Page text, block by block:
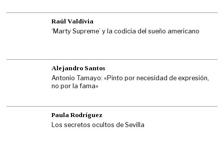
Raúl Valdivia
‘Marty Supreme’ y la codicia del sueño americano
Alejandro Santos
Antonio Tamayo: «Pinto por necesidad de expresión,
no por la fama»
Paula Rodríguez
Los secretos ocultos de Sevilla